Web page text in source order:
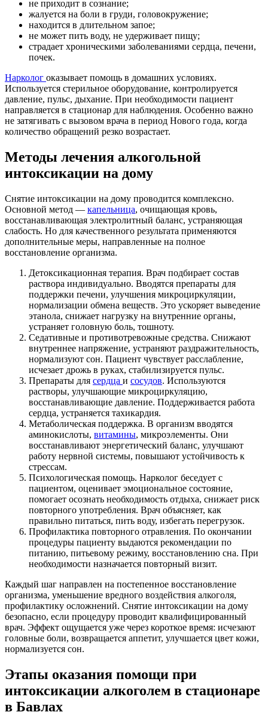
не приходит в сознание;
жалуется на боли в груди, головокружение;
находится в длительном запое;
не может пить воду, не удерживает пищу;
страдает хроническими заболеваниями сердца, печени,
почек.
Нарколог оказывает помощь в домашних условиях.
Используется стерильное оборудование, контролируется
давление, пульс, дыхание. При необходимости пациент
направляется в стационар для наблюдения. Особенно важно
не затягивать с вызовом врача в период Нового года, когда
количество обращений резко возрастает.
Методы лечения алкогольной
интоксикации на дому
Снятие интоксикации на дому проводится комплексно.
Основной метод — капельница, очищающая кровь,
восстанавливающая электролитный баланс, устраняющая
слабость. Но для качественного результата применяются
дополнительные меры, направленные на полное
восстановление организма.
Детоксикационная терапия. Врач подбирает состав
раствора индивидуально. Вводятся препараты для
поддержки печени, улучшения микроциркуляции,
нормализации обмена веществ. Это ускоряет выведение
этанола, снижает нагрузку на внутренние органы,
устраняет головную боль, тошноту.
Седативные и противотревожные средства. Снижают
внутреннее напряжение, устраняют раздражительность,
нормализуют сон. Пациент чувствует расслабление,
исчезает дрожь в руках, стабилизируется пульс.
Препараты для сердца и сосудов. Используются
растворы, улучшающие микроциркуляцию,
восстанавливающие давление. Поддерживается работа
сердца, устраняется тахикардия.
Метаболическая поддержка. В организм вводятся
аминокислоты, витамины, микроэлементы. Они
восстанавливают энергетический баланс, улучшают
работу нервной системы, повышают устойчивость к
стрессам.
Психологическая помощь. Нарколог беседует с
пациентом, оценивает эмоциональное состояние,
помогает осознать необходимость отдыха, снижает риск
повторного употребления. Врач объясняет, как
правильно питаться, пить воду, избегать перегрузок.
Профилактика повторного отравления. По окончании
процедуры пациенту выдаются рекомендации по
питанию, питьевому режиму, восстановлению сна. При
необходимости назначается повторный визит.
Каждый шаг направлен на постепенное восстановление
организма, уменьшение вредного воздействия алкоголя,
профилактику осложнений. Снятие интоксикации на дому
безопасно, если процедуру проводит квалифицированный
врач. Эффект ощущается уже через короткое время: исчезают
головные боли, возвращается аппетит, улучшается цвет кожи,
нормализуется сон.
Этапы оказания помощи при
интоксикации алкоголем в стационаре
в Бавлах